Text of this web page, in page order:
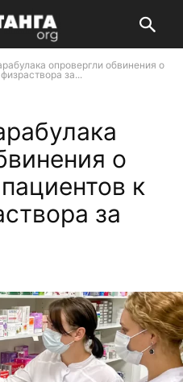
опровергли обвинения о
за...
о
к
за